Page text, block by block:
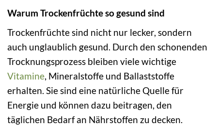
Warum Trockenfrüchte so gesund sind
Trockenfrüchte sind nicht nur lecker, sondern
auch unglaublich gesund. Durch den schonenden
Trocknungsprozess bleiben viele wichtige
Vitamine, Mineralstoffe und Ballaststoffe
erhalten. Sie sind eine natürliche Quelle für
Energie und können dazu beitragen, den
täglichen Bedarf an Nährstoffen zu decken.